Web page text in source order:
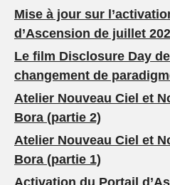
Mise à jour sur
d’Ascension de juillet
Le film Disclosure Day
changement de
Atelier Nouveau Ciel et
Bora (partie 2)
Atelier Nouveau Ciel et
Bora (partie 1)